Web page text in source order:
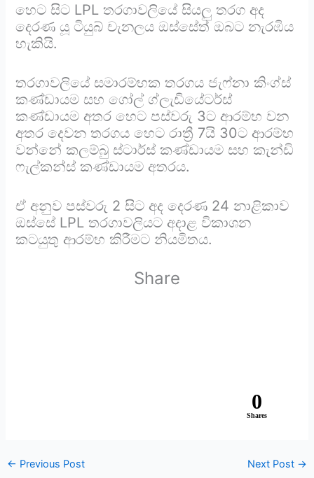
හෙට සිට LPL තරගාවලියේ සියලු තරග අද
දෙරණ යූ ටියුබ් චැනලය ඔස්සේත් ඔබට නැරඹිය
හැකියි.
තරගාවලියේ සමාරම්භක තරගය ජැෆ්නා කිංග්ස්
කණ්ඩායම සහ ගෝල් ග්ලැඩියේටර්ස්
කණ්ඩායම අතර හෙට පස්වරු 3ට ආරම්භ වන
අතර දෙවන තරගය හෙට රාත්‍රී 7යි 30ට ආරම්භ
වන්නේ කලම්බු ස්ටාර්ස් කණ්ඩායම සහ කැන්ඩි
ෆැල්කන්ස් කණ්ඩායම අතරය.
ඒ අනුව පස්වරු 2 සිට අද දෙරණ 24 නාළිකාව
ඔස්සේ LPL තරගාවලියට අදාළ විකාශන
කටයුතු ආරම්භ කිරීමට නියමිතය.
Share
0
Shares
← Previous Post Next Post →